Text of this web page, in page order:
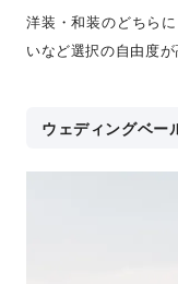
洋装・和装のどちら
いなど選択の自由度が
ウェディングベー